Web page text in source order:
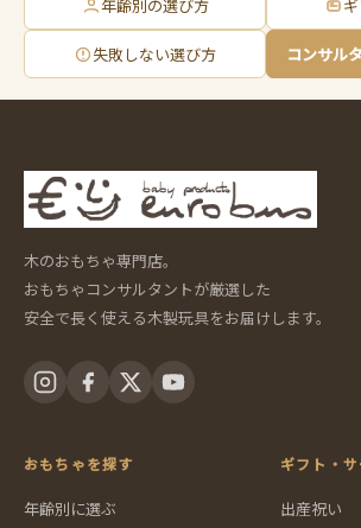
年齢別の選び方
失敗しない選び方 コンサル
木のおもちゃ専門店。
おもちゃコンサルタントが厳選した
安全で長く使える木製玩具をお届けします。
おもちゃを探す
年齢別に選ぶ
ギフト・
出産祝い